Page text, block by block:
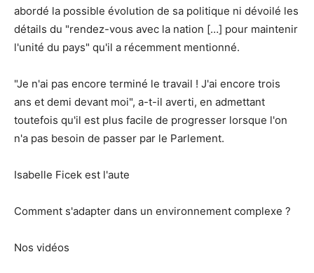
abordé la possible évolution de sa politique ni dévoilé les
détails du "rendez-vous avec la nation […] pour maintenir
l'unité du pays" qu'il a récemment mentionné.
"Je n'ai pas encore terminé le travail ! J'ai encore trois
ans et demi devant moi", a-t-il averti, en admettant
toutefois qu'il est plus facile de progresser lorsque l'on
n'a pas besoin de passer par le Parlement.
Isabelle Ficek est l'aute
Comment s'adapter dans un environnement complexe ?
Nos vidéos